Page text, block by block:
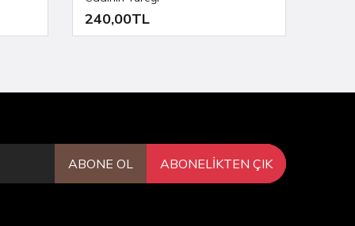
240,00TL
ABONE OL ABONELİKTEN ÇIK